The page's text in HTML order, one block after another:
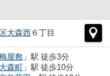
大森西６丁目
屋敷 」駅 徒歩3分
大森町」駅 徒歩10分